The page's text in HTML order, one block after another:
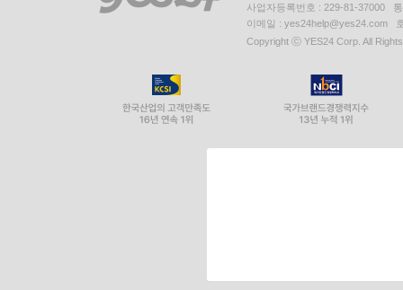
사업자등록번호 : 229-81-37000
이메일 : yes24help@yes24.com
Copyright ⓒ YES24 Corp. All